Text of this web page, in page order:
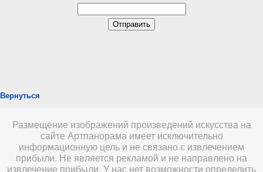
Вернуться
Размещение изображений произведений искусства на
сайте Артпанорама имеет исключительно
информационную цель и не связано с извлечением
прибыли. Не является рекламой и не направлено на
извлечение прибыли. У нас нет возможности определить